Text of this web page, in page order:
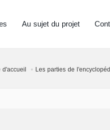
Au sujet du projet
d'accueil Les parties de